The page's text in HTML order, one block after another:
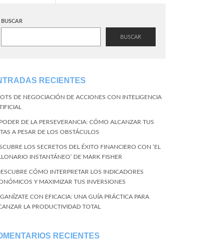
BUSCAR
BUSCAR
RECIENTES
DE NEGOCIACIÓN DE ACCIONES CON INTELIGENCIA
DE LA PERSEVERANCIA: CÓMO ALCANZAR TUS
A PESAR DE LOS OBSTÁCULOS
LOS SECRETOS DEL ÉXITO FINANCIERO CON ‘EL
INSTANTÁNEO’ DE MARK FISHER
CÓMO INTERPRETAR LOS INDICADORES
Y MAXIMIZAR TUS INVERSIONES
CON EFICACIA: UNA GUÍA PRÁCTICA PARA
LA PRODUCTIVIDAD TOTAL
RECIENTES